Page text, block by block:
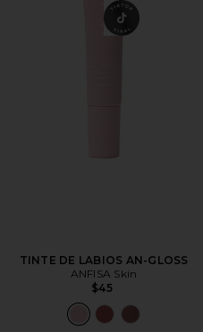
TINTE DE LABIOS AN-GLOSS
ANFISA Skin
$45